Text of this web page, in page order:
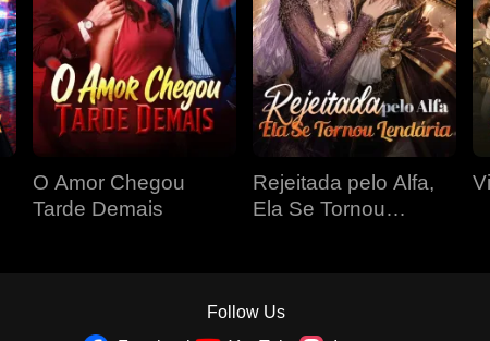
O Amor Chegou
Tarde Demais
Rejeitada pelo Alfa,
Ela Se Tornou
Follow Us